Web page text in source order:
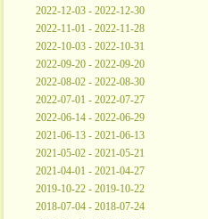
2022-12-03 - 2022-12-30
2022-11-01 - 2022-11-28
2022-10-03 - 2022-10-31
2022-09-20 - 2022-09-20
2022-08-02 - 2022-08-30
2022-07-01 - 2022-07-27
2022-06-14 - 2022-06-29
2021-06-13 - 2021-06-13
2021-05-02 - 2021-05-21
2021-04-01 - 2021-04-27
2019-10-22 - 2019-10-22
2018-07-04 - 2018-07-24